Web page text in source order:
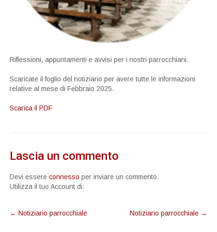
Riflessioni, appuntamenti e avvisi per i nostri parrocchiani.
Scaricate il foglio del notiziario per avere tutte le informazioni
relative al mese di Febbraio 2025.
Scarica il PDF
Lascia un commento
Devi essere connesso per inviare un commento.
Utilizza il tuo Account di:
Post
← Notiziario parrocchiale Notiziario parrocchiale →